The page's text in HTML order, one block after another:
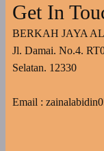
Get In
BERKAH JAYA
Jl. Damai. No.4.
Selatan. 12330
Email :